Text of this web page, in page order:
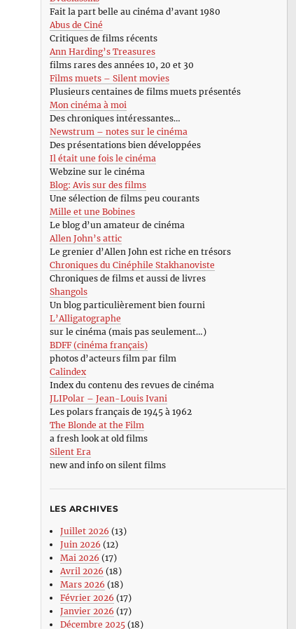
Fait la part belle au cinéma d’avant 1980
Abus de Ciné
Critiques de films récents
Ann Harding’s Treasures
films rares des années 10, 20 et 30
Films muets – Silent movies
Plusieurs centaines de films muets présentés
Mon cinéma à moi
Des chroniques intéressantes…
Newstrum – notes sur le cinéma
Des présentations bien développées
Il était une fois le cinéma
Webzine sur le cinéma
Blog: Avis sur des films
Une sélection de films peu courants
Mille et une Bobines
Le blog d’un amateur de cinéma
Allen John’s attic
Le grenier d’Allen John est riche en trésors
Chroniques du Cinéphile Stakhanoviste
Chroniques de films et aussi de livres
Shangols
Un blog particulièrement bien fourni
L’Alligatographe
sur le cinéma (mais pas seulement…)
BDFF (cinéma français)
photos d’acteurs film par film
Calindex
Index du contenu des revues de cinéma
JLIPolar – Jean-Louis Ivani
Les polars français de 1945 à 1962
The Blonde at the Film
a fresh look at old films
Silent Era
new and info on silent films
LES ARCHIVES
Juillet 2026 (13)
Juin 2026 (12)
Mai 2026 (17)
Avril 2026 (18)
Mars 2026 (18)
Février 2026 (17)
Janvier 2026 (17)
Décembre 2025(18)